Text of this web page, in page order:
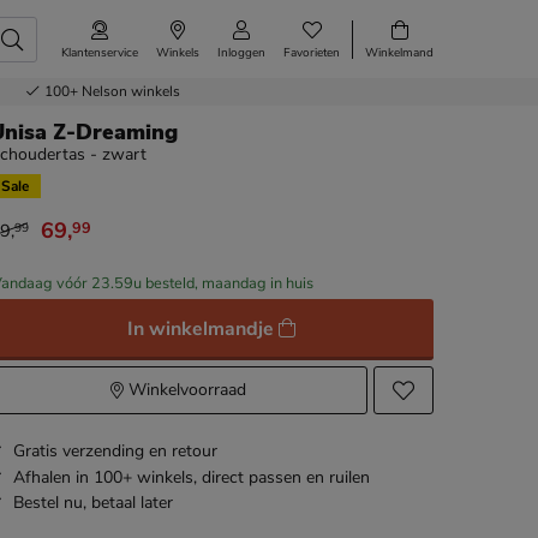
Klantenservice Winkels Inloggen Favorieten Winkelmand
100+ Nelson winkels
Z-Dreaming
- zwart
Sale
€ 99,99 voor € 69,99
,99 69,99
vóór 23.59u besteld, maandag in huis
In winkelmandje
Winkelvoorraad
Gratis verzending en retour
Afhalen in 100+ winkels, direct passen en ruilen
Bestel nu, betaal later